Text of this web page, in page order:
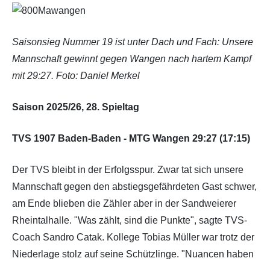
Saisonsieg Nummer 19 ist unter Dach und Fach: Unsere
Mannschaft gewinnt gegen Wangen nach hartem Kampf
mit 29:27. Foto: Daniel Merkel
Saison 2025/26, 28. Spieltag
TVS 1907 Baden-Baden - MTG Wangen 29:27 (17:15)
Der TVS bleibt in der Erfolgsspur. Zwar tat sich unsere
Mannschaft gegen den abstiegsgefährdeten Gast schwer,
am Ende blieben die Zähler aber in der Sandweierer
Rheintalhalle. "Was zählt, sind die Punkte", sagte TVS-
Coach Sandro Catak. Kollege Tobias Müller war trotz der
Niederlage stolz auf seine Schützlinge. "Nuancen haben